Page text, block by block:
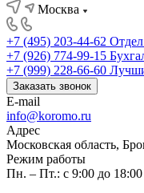
Москва
+7 (495) 203-44-62
+7 (926) 774-99-15
+7 (999) 228-66-60
Заказать звонок
E-mail
info@koromo.ru
Адрес
Московская область,
Режим работы
Пн. – Пт.: с 9:00 до